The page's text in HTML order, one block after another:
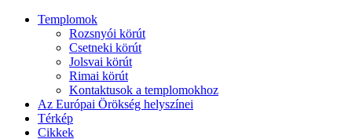
Templomok
Rozsnyói körút
Csetneki körút
Jolsvai körút
Rimai körút
Kontaktusok a templomokhoz
Az Európai Örökség helyszínei
Térkép
Cikkek